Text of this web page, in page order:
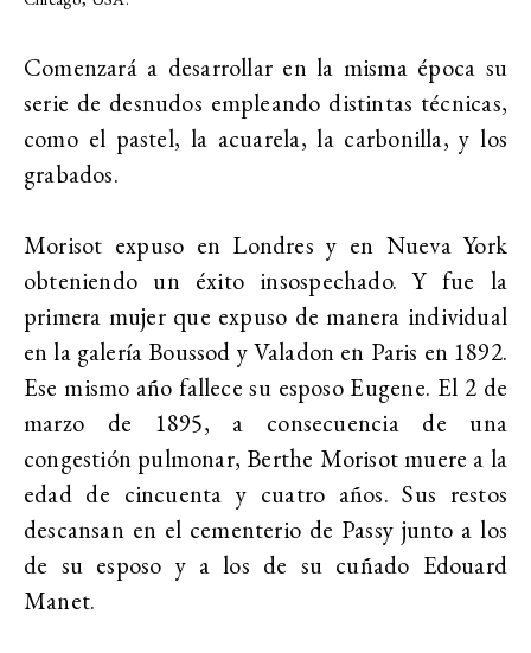
Comenzará a desarrollar en la misma época su
serie de desnudos empleando distintas técnicas,
como el pastel, la acuarela, la carbonilla, y los
grabados.
Morisot expuso en Londres y en Nueva York
obteniendo un éxito insospechado. Y fue la
primera mujer que expuso de manera individual
en la galería Boussod y Valadon en Paris en 1892.
Ese mismo año fallece su esposo Eugene. El 2 de
marzo de 1895, a consecuencia de una
congestión pulmonar, Berthe Morisot muere a la
edad de cincuenta y cuatro años. Sus restos
descansan en el cementerio de Passy junto a los
de su esposo y a los de su cuñado Edouard
Manet.